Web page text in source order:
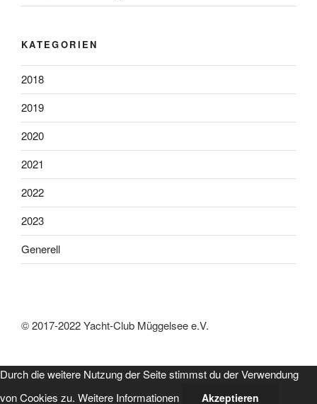
KATEGORIEN
2018
2019
2020
2021
2022
2023
Generell
© 2017-2022 Yacht-Club Müggelsee e.V.
Durch die weitere Nutzung der Seite stimmst du der Verwendung
von Cookies zu. Weitere Informationen Akzeptieren